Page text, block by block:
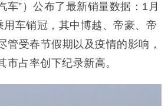
车”）公布了最新销量数据：1月
车销冠，其中博越、帝豪、帝
受春节假期以及疫情的影响，
占率创下纪录新高。